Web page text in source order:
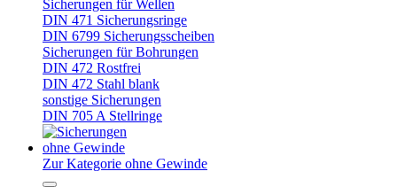
Sicherungen für Wellen
DIN 471 Sicherungsringe
DIN 6799 Sicherungsscheiben
Sicherungen für Bohrungen
DIN 472 Rostfrei
DIN 472 Stahl blank
sonstige Sicherungen
DIN 705 A Stellringe
ohne Gewinde
Zur Kategorie ohne Gewinde